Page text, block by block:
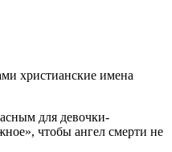
христианские имена
для девочки-
чтобы ангел смерти не